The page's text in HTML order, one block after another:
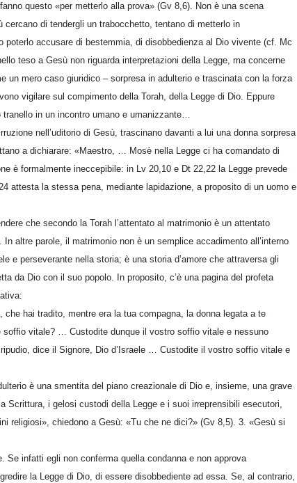
questo «per metterlo alla prova» (Gv 8,6). Non è una scena
di tendergli un trabocchetto, tentano di metterlo in
accusare di bestemmia, di disobbedienza al Dio vivente (cf. Mc
teso a Gesù non riguarda interpretazioni della Legge, ma concerne
un mero caso giuridico – sorpresa in adulterio e trascinata con la forza
vigilare sul compimento della Torah, della Legge di Dio. Eppure
in un incontro umano e umanizzante…
nell’uditorio di Gesù, trascinano davanti a lui una donna sorpresa
a dichiarare: «Maestro, … Mosè nella Legge ci ha comandato di
è formalmente ineccepibile: in Lv 20,10 e Dt 22,22 la Legge prevede
attesta la stessa pena, mediante lapidazione, a proposito di un uomo e
che secondo la Torah l’attentato al matrimonio è un attentato
altre parole, il matrimonio non è un semplice accadimento all’interno
e perseverante nella storia; è una storia d’amore che attraversa gli
da Dio con il suo popolo. In proposito, c’è una pagina del profeta
hai tradito, mentre era la tua compagna, la donna legata a te
soffio vitale? … Custodite dunque il vostro soffio vitale e nessuno
dice il Signore, Dio d’Israele … Custodite il vostro soffio vitale e
è una smentita del piano creazionale di Dio e, insieme, una grave
Scrittura, i gelosi custodi della Legge e i suoi irreprensibili esecutori,
religiosi», chiedono a Gesù: «Tu che ne dici?» (Gv 8,5). 3. «Gesù si
Se infatti egli non conferma quella condanna e non approva
la Legge di Dio, di essere disobbediente ad essa. Se, al contrario,